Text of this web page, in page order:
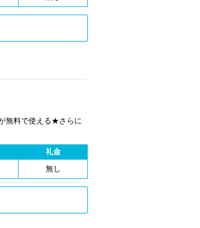
無料で使える★さらに
礼金
無し